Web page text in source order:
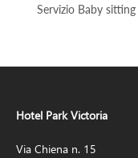
Servizio Baby
Hotel Park Victoria
Via Chiena n. 15